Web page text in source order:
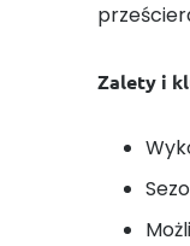
Zalety i